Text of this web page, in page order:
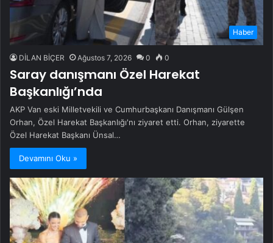
Haber
DİLAN BİÇER Ağustos 7, 2026 0 0
Saray danışmanı Özel Harekat
Başkanlığı’nda
AKP Van eski Milletvekili ve Cumhurbaşkanı Danışmanı Gülşen
Orhan, Özel Harekat Başkanlığı'nı ziyaret etti. Orhan, ziyarette
Özel Harekat Başkanı Ünsal…
Devamını Oku »